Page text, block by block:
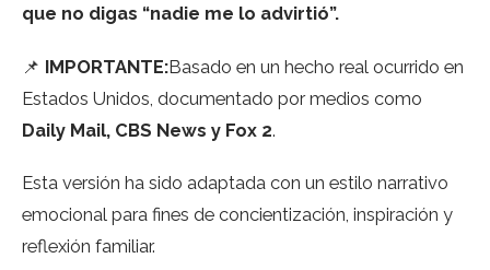
que no digas “nadie me lo advirtió”.
📌 IMPORTANTE:Basado en un hecho real ocurrido en
Estados Unidos, documentado por medios como
Daily Mail, CBS News y Fox 2.
Esta versión ha sido adaptada con un estilo narrativo
emocional para fines de concientización, inspiración y
reflexión familiar.